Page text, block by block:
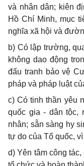
và nhân dân; kiên
Hồ Chí Minh, mục
nghĩa xã hội và
b) Có lập trường,
không dao động
đấu tranh bảo vệ
pháp và pháp luật
c) Có tinh thần yêu
quốc gia - dân tộc,
nhân; sẵn sàng hy
tự do của Tổ quốc,
d) Yên tâm công